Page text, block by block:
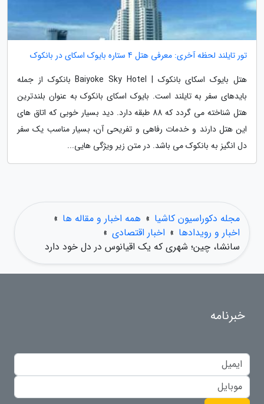
تور تایلند لحظه آخری: معرفی هتل 4 ستاره بایوک اسکای در بانکوک
هتل بایوک اسکای بانکوک | Baiyoke Sky Hotel بانکوک از جمله
بایدهای سفر به تایلند است. بایوک اسکای بانکوک به عنوان بلندترین
هتل شناخته می گردد که 88 طبقه دارد. دید بسیار خوبی که اتاق های
این هتل دارند و خدمات رفاهی و تفریحی آن، بسیار مناسب یک سفر
دل انگیز به بانکوک می باشد. در متن زیر ویژگی هایی...
مجله دکوراسیون کاشیا » همه اخبار و مقاله ها »
اخبار و رویدادها » اخبار اقتصادی »
سانشا، چین؛ شهری که یک اقیانوس در دل خود دارد
خبرنامه